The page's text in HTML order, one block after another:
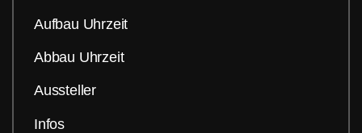
Aufbau Uhrzeit
Abbau Uhrzeit
Aussteller
Infos